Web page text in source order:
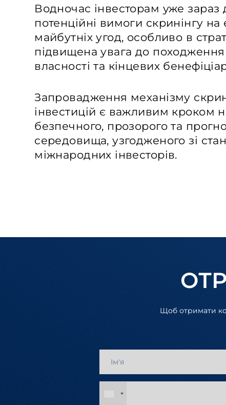
Водночас інвесторам уже зараз
потенційні вимоги скринінгу на
майбутніх угод, особливо в
підвищена увага до походження
власності та кінцевих
Запровадження механізму
інвестицій є важливим кроком
безпечного, прозорого та
середовища, узгодженого зі
міжнародних інвесторів.
Щоб отримати